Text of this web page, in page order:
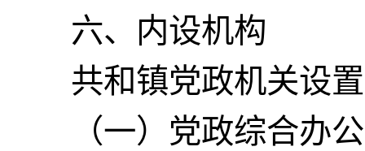
六、内设机构
共和镇党政机关设
（一）党政综合办